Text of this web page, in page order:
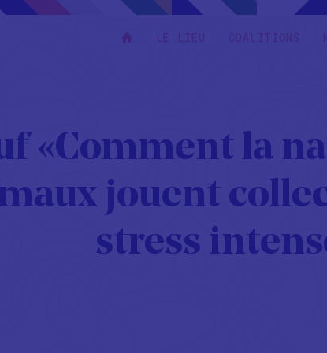
LE LIEU COALITIONS
«Comment la
jouent
stress